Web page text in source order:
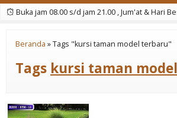
Buka jam 08.00 s/d jam 21.00 , Jum'at & Hari
Beranda »Tags "kursi taman model terbaru"
Tags kursi taman